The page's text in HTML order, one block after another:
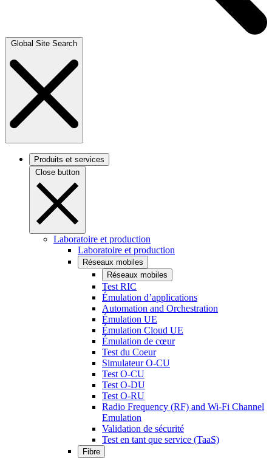
Global Site Search
Produits et services
Close button
Laboratoire et production
Laboratoire et production
Réseaux mobiles
Réseaux mobiles
Test RIC
Émulation d’applications
Automation and Orchestration
Émulation UE
Émulation Cloud UE
Émulation de cœur
Test du Coeur
Simulateur O-CU
Test O-CU
Test O-DU
Test O-RU
Radio Frequency (RF) and Wi-Fi Channel
Emulation
Validation de sécurité
Test en tant que service (TaaS)
Fibre